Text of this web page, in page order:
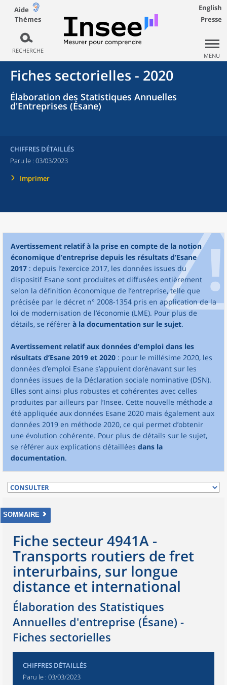
Aide
Thèmes
RECHERCHE
English
Presse
MENU
Fiches sectorielles - 2020
Élaboration des Statistiques Annuelles
d'Entreprises (Ésane)
CHIFFRES DÉTAILLÉS
Paru le : 03/03/2023
Imprimer
Avertissement relatif à la prise en compte de la notion
économique d’entreprise depuis les résultats d’Esane
2017 : depuis l’exercice 2017, les données issues du
dispositif Esane sont produites et diffusées entièrement
selon la définition économique de l’entreprise, telle que
précisée par le décret n° 2008-1354 pris en application de la
loi de modernisation de l’économie (LME). Pour plus de
détails, se référer à la documentation sur le sujet.
Avertissement relatif aux données d’emploi dans les
résultats d’Esane 2019 et 2020 : pour le millésime 2020, les
données d’emploi Esane s’appuient dorénavant sur les
données issues de la Déclaration sociale nominative (DSN).
Elles sont ainsi plus robustes et cohérentes avec celles
produites par ailleurs par l’Insee. Cette nouvelle méthode a
été appliquée aux données Esane 2020 mais également aux
données 2019 en méthode 2020, ce qui permet d’obtenir
une évolution cohérente. Pour plus de détails sur le sujet,
se référer aux explications détaillées dans la
documentation.
SOMMAIRE
Fiche secteur 4941A -
Transports routiers de fret
interurbains, sur longue
distance et international
Élaboration des Statistiques
Annuelles d'entreprise (Ésane) -
Fiches sectorielles
CHIFFRES DÉTAILLÉS
Paru le : 03/03/2023